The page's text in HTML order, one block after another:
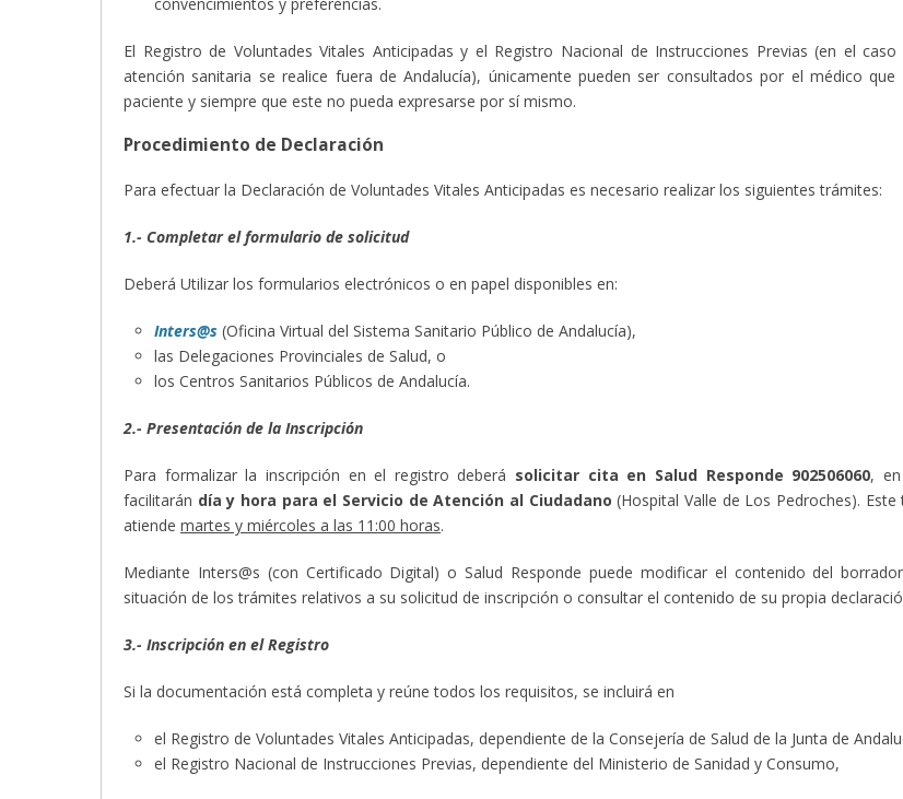
convencimientos y preferencias.
El Registro de Voluntades Vitales Anticipadas y el Registro Nacional de Instrucciones Previas (en el
atención sanitaria se realice fuera de Andalucía), únicamente pueden ser consultados por el médico que
paciente y siempre que este no pueda expresarse por sí mismo.
Procedimiento de Declaración
Para efectuar la Declaración de Voluntades Vitales Anticipadas es necesario realizar los siguientes trámites:
1.- Completar el formulario de solicitud
Deberá Utilizar los formularios electrónicos o en papel disponibles en:
Inters@s (Oficina Virtual del Sistema Sanitario Público de Andalucía),
las Delegaciones Provinciales de Salud, o
los Centros Sanitarios Públicos de Andalucía.
2.- Presentación de la Inscripción
Para formalizar la inscripción en el registro deberá solicitar cita en Salud Responde 902506060,
facilitarán día y hora para el Servicio de Atención al Ciudadano (Hospital Valle de Los Pedroches).
atiende martes y miércoles a las 11:00 horas.
Mediante Inters@s (con Certificado Digital) o Salud Responde puede modificar el contenido del
situación de los trámites relativos a su solicitud de inscripción o consultar el contenido de su propia
3.- Inscripción en el Registro
Si la documentación está completa y reúne todos los requisitos, se incluirá en
el Registro de Voluntades Vitales Anticipadas, dependiente de la Consejería de Salud de la Junta de
el Registro Nacional de Instrucciones Previas, dependiente del Ministerio de Sanidad y Consumo,